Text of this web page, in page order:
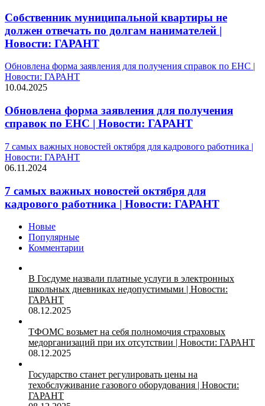
Собственник муниципальной квартиры не
должен отвечать по долгам нанимателей |
Новости: ГАРАНТ
Обновлена форма заявления для получения справок по ЕНС |
Новости: ГАРАНТ
10.04.2025
Обновлена форма заявления для получения
справок по ЕНС | Новости: ГАРАНТ
7 самых важных новостей октября для кадрового работника |
Новости: ГАРАНТ
06.11.2024
7 самых важных новостей октября для
кадрового работника | Новости: ГАРАНТ
Новые
Популярные
Комментарии
В Госдуме назвали платные услуги в электронных
школьных дневниках недопустимыми | Новости:
ГАРАНТ
08.12.2025
ТФОМС возьмет на себя полномочия страховых
медорганизаций при их отсутствии | Новости: ГАРАНТ
08.12.2025
Государство станет регулировать цены на
техобслуживание газового оборудования | Новости:
ГАРАНТ